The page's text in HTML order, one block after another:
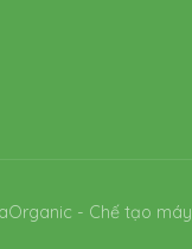
- Chế tạo